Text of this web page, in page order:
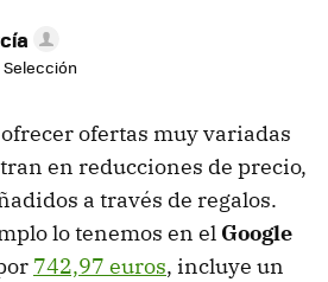
Selección
ofertas muy variadas
en reducciones de precio,
a través de regalos.
lo tenemos en el Google
742,97 euros, incluye un